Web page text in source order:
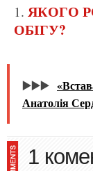
ЯКОГО РОКУ ЄВРО ВИЙШЛИ З
ОБІГУ?
▶️▶️▶️
Анатолія
1